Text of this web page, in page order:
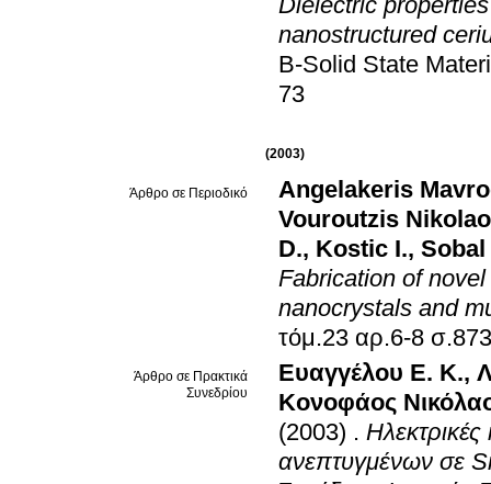
Dielectric
nanostructured
B-Solid State
73
(2003)
Άρθρο σε Περιοδικό
Angelakeris
Vouroutzis
D., Kostic I., Sobal
Fabrication of
nanocrystals and
τόμ.23
Άρθρο σε Πρακτικά
Συνεδρίου
Ευαγγέλου Ε. Κ.,
Κονοφάος
(2003) . Ηλεκτρικές
ανεπτυγμένων σε